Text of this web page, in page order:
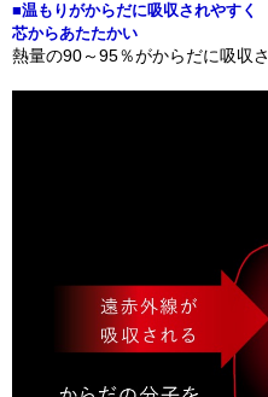
■温もりがからだに吸収されやすく
芯からあたたかい
熱量の90～95％がからだに吸収